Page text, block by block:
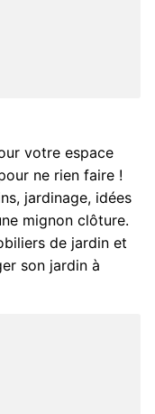
votre espace
ne rien faire !
jardinage, idées
mignon clôture.
de jardin et
son jardin à